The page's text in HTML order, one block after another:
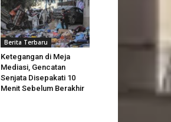
Berita Terbaru
Ketegangan di Meja
Mediasi, Gencatan
Senjata Disepakati 10
Menit Sebelum Berakhir